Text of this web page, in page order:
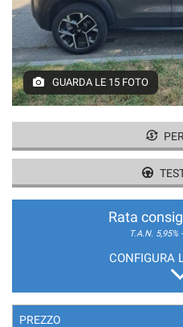
GUARDA LE 15 FOTO
Rata
T.A.N. 5,95%
CONFIGURA
PREZZO